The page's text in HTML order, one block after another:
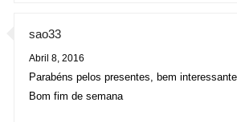
sao33
Abril 8, 2016
Parabéns pelos presentes, bem
Bom fim de semana